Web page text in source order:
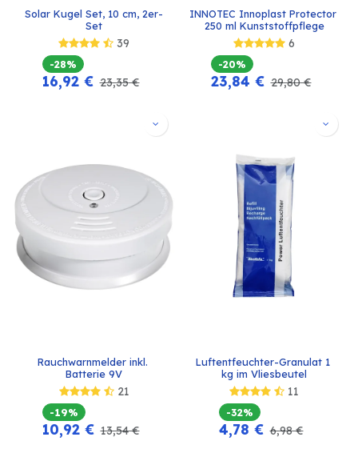
Solar Kugel Set, 10 cm, 2er-
Set
39
-28%
16,92€ 23,35€
INNOTEC Innoplast Protector
250 ml Kunststoffpflege
6
-20%
23,84 € 29,80€
Rauchwarnmelder inkl.
Batterie 9V
21
-19%
10,92€ 13,54€
Luftentfeuchter-Granulat 1
kg im Vliesbeutel
11
-32%
4,78 € 6,98€